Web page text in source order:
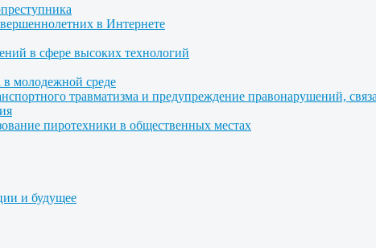
в Интернете
в сфере высоких технологий
молодежной среде
травматизма и предупреждение правонарушений,
пиротехники в общественных местах
и будущее